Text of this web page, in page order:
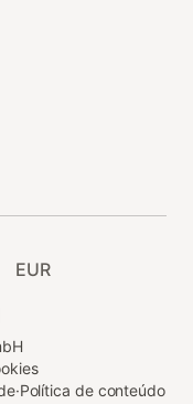
EUR
·Política de conteúdo